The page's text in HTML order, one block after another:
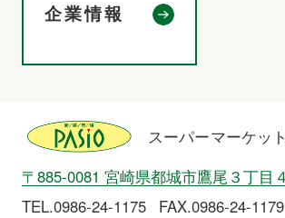
スーパーマーケッ
企業情報
〒885-0081 宮崎県都城市鷹尾３丁目
TEL.0986-24-1175
FAX.0986-24-1179